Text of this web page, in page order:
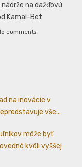
na dažďovú
Kamal-Bet
comments
na inovácie v
vše...
môže byť
kvôli vyššej